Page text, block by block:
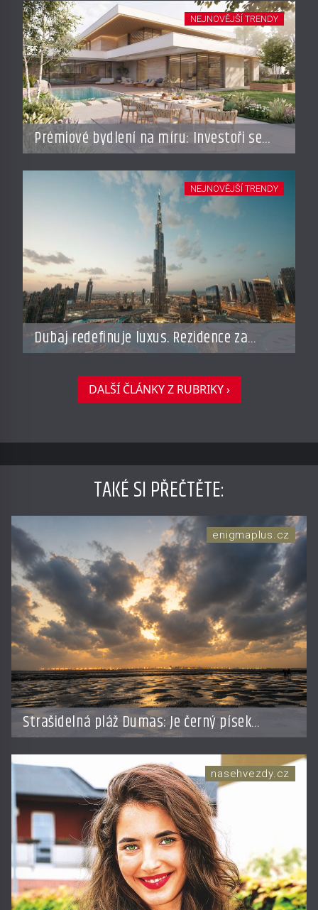
Prémiové bydlení na míru: Investoři se
vracejí do Česka, roste zájem o top
adresy i byty a domy za stovky milionů
NEJNOVĚJŠÍ TRENDY
Dubaj redefinuje luxus. Rezidence za
miliardy dnes připomínají soukromé
resorty budoucnosti
NEJNOVĚJŠÍ TRENDY
DALŠÍ ČLÁNKY Z RUBRIKY ›
TAKÉ SI PŘEČTĚTE:
Strašidelná pláž Dumas: Je černý písek
podhoubím, ze kterého roste zlo?
enigmaplus.cz
nasehvezdy.cz